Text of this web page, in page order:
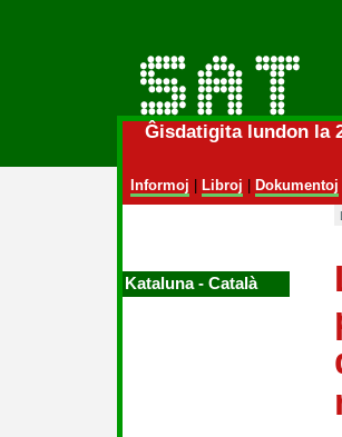
Ĝisdatigita lundon la
Informoj Libroj Dokumentoj
Kataluna ‑ Català